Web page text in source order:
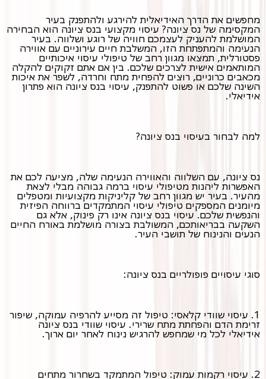
מחפשים את הדרך האידיאלית להירגע ולהתפנק בעיר
המקסימה של נס ציונה? עיסוי מקצועי בנס ציונה הוא הבחירה
המושלמת להעניק לעצמכם חוויה של רוגע ושלווה. בעיר
הנעימה והמתפתחת הזו, המשלבת חיים עירוניים עם אווירה
פסטורלית, תמצאו מגוון רחב של טיפולי עיסוי איכותיים
המותאמים אישית לצרכים שלכם. בין אם אתם זקוקים להקלה
מכאבים כרוניים, רוצים להפחית מתח וחרדה, לשפר את איכות
השינה שלכם או פשוט להתפנק, עיסוי בנס ציונה הוא פתרון
אידיאלי.
למה לבחור בעיסוי בנס ציונה?
נס ציונה, עם השלווה והאווירה הנעימה שלה, מציעה לכם את
האפשרות ליהנות מטיפולי עיסוי ברמה גבוהה מבלי לצאת
מהעיר. בעיר יש מגוון רחב של קליניקות מקצועיות ומטפלים
מיומנים המספקים טיפולי עיסוי המתמקדים ברווחה הפיזית
והנפשית שלכם. עיסוי בנס ציונה אינו רק פינוק, אלא גם
השקעה בבריאותכם, המשולבת בצורה מושלמת באורח החיים
הנעים והנינוח של תושבי העיר.
סוגי עיסויים פופולריים בנס ציונה:
1. עיסוי שוודי קלאסי: טיפול זה מסייע להרפיה עמוקה, שיפור
זרימת הדם והפחתת מתח שרירי. עיסוי שוודי בנס ציונה
אידיאלי לכל מי שמחפש להרגיש נינוח לאחר יום ארוך.
2. עיסוי רקמות עמוק: טיפול המתמקד בשחרור מתחים